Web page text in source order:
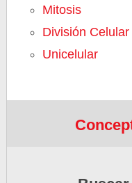
Mitosis
División Celular
Unicelular